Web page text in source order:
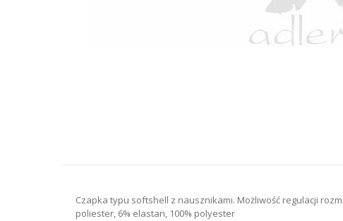
Czapka typu softshell z nausznikami. Możliwość regulacji
poliester, 6% elastan, 100% polyester